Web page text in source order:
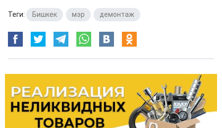
Теги: Бишкек мэр демонтаж